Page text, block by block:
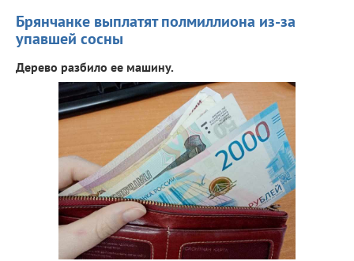
Брянчанке выплатят полмиллиона из-за
упавшей сосны
Дерево разбило ее машину.